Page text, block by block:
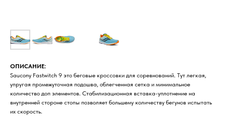
ОПИСАНИЕ:
Saucony Fastwitch 9 это беговые кроссовки для соревнований. Тут легкая,
упругая промежуточная подошва, облегченная сетка и минимальное
количество доп элементов. Стабилизационная вставка-уплотнение на
внутренней стороне стопы позволяет большему количеству бегунов испытать
их скорость.